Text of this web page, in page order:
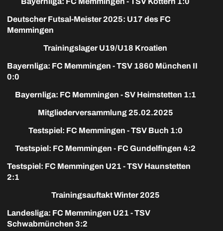
Deutscher Futsal-Meister 2025: U17 des FC
Memmingen
Trainingslager U19/U18 Kroatien
Bayernliga: FC Memmingen - TSV 1860 München II
0:0
Bayernliga: FC Memmingen - SV Heimstetten 1:1
Mitgliederversammlung 25.02.2025
Testspiel: FC Memmingen - TSV Buch 1:0
Testspiel: FC Memmingen - FC Gundelfingen 4:2
Testspiel: FC Memmingen U21 - TSV Haunstetten
2:1
Trainingsauftakt Winter 2025
Landesliga: FC Memmingen U21 - TSV
Schwabmünchen 3:2